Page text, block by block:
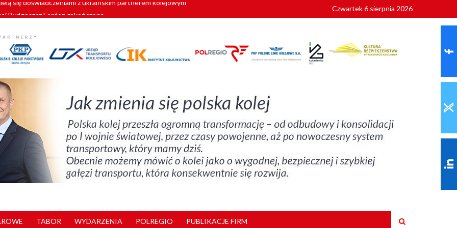
pociągi od PESA. Sześć nowoczesnych ELF-ów wyjedzie na tory w 2029 roku
GySEV gotowe
się doświadczeniami z ukraińskim partnerem kolejowym
Czwartek 6 sierpnia 2026
TABOR WYDARZENIA POLREGIO PUBLIKACJE FIRM